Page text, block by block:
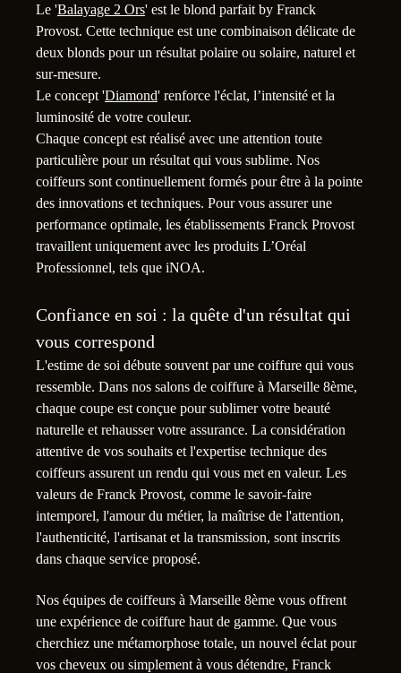
Le 'Balayage 2 Ors' est le blond parfait by Franck
Provost. Cette technique est une combinaison délicate de
deux blonds pour un résultat polaire ou solaire, naturel et
sur-mesure.
Le concept 'Diamond' renforce l'éclat, l’intensité et la
luminosité de votre couleur.
Chaque concept est réalisé avec une attention toute
particulière pour un résultat qui vous sublime. Nos
coiffeurs sont continuellement formés pour être à la pointe
des innovations et techniques. Pour vous assurer une
performance optimale, les établissements Franck Provost
travaillent uniquement avec les produits L’Oréal
Professionnel, tels que iNOA.
Confiance en soi : la quête d'un résultat qui
vous correspond
L'estime de soi débute souvent par une coiffure qui vous
ressemble. Dans nos salons de coiffure à Marseille 8ème,
chaque coupe est conçue pour sublimer votre beauté
naturelle et rehausser votre assurance. La considération
attentive de vos souhaits et l'expertise technique des
coiffeurs assurent un rendu qui vous met en valeur. Les
valeurs de Franck Provost, comme le savoir-faire
intemporel, l'amour du métier, la maîtrise de l'attention,
l'authenticité, l'artisanat et la transmission, sont inscrits
dans chaque service proposé.
Nos équipes de coiffeurs à Marseille 8ème vous offrent
une expérience de coiffure haut de gamme. Que vous
cherchiez une métamorphose totale, un nouvel éclat pour
vos cheveux ou simplement à vous détendre, Franck